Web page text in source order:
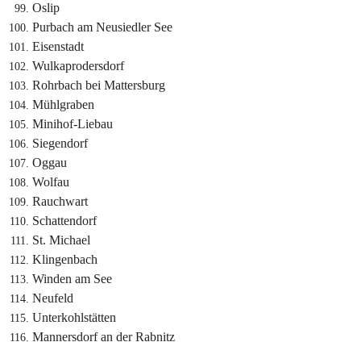
Oslip
Purbach am Neusiedler See
Eisenstadt
Wulkaprodersdorf
Rohrbach bei Mattersburg
Mühlgraben
Minihof-Liebau
Siegendorf
Oggau
Wolfau
Rauchwart
Schattendorf
St. Michael
Klingenbach
Winden am See
Neufeld
Unterkohlstätten
Mannersdorf an der Rabnitz